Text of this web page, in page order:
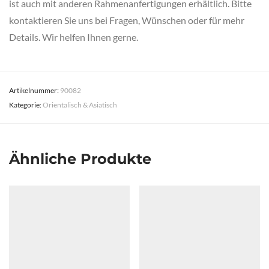
ist auch mit anderen Rahmenanfertigungen erhältlich. Bitte
kontaktieren Sie uns bei Fragen, Wünschen oder für mehr
Details. Wir helfen Ihnen gerne.
Artikelnummer: 90082
Kategorie:Orientalisch & Asiatisch
Ähnliche Produkte